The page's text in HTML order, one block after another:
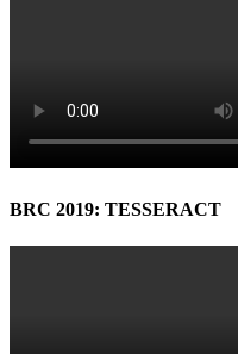
BRC 2019: TESSERACT